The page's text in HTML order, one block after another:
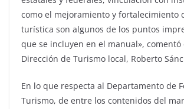
como el mejoramiento y fortalecimiento
turística son algunos de los puntos
que se incluyen en el manual»,
Dirección de Turismo local, Roberto
En lo que respecta al Departamento de
Turismo, de entre los contenidos del